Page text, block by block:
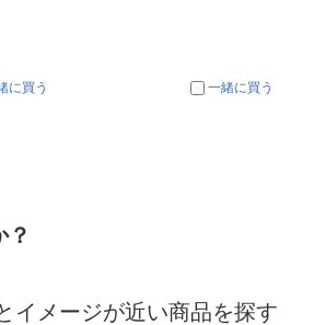
に買う 一緒に買う
？
イメージが近い商品を探す